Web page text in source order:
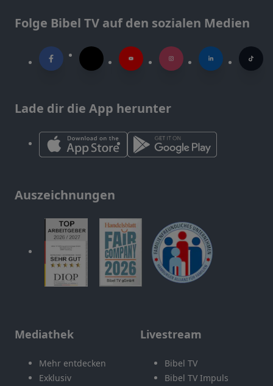
Folge Bibel TV auf den sozialen Medien
Lade dir die App herunter
Auszeichnungen
Mediathek
Mehr entdecken
Exklusiv
Livestream
Bibel TV
Bibel TV Impuls